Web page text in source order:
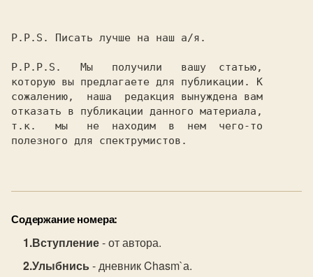
P.P.S. Писать лучше на наш а/я.
P.P.P.S.   Мы   получили   вашу  статью,
которую вы предлагаете для публикации. К
сожалению,  наша  редакция вынуждена вам
отказать в публикации данного материала,
т.к.   мы   не  находим  в  нем  чего-то
полезного для спектрумистов.
Содержание номера:
Вступление- от автора.
Улыбнись - дневник Chasm`а.